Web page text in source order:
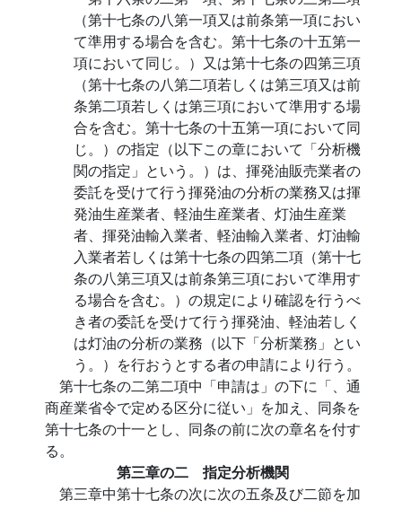
（第十七条の八第一項又は前条第一項におい
て準用する場合を含む。第十七条の十五第一
項において同じ。）又は第十七条の四第三項
（第十七条の八第二項若しくは第三項又は前
条第二項若しくは第三項において準用する場
合を含む。第十七条の十五第一項において同
じ。）の指定（以下この章において「分析機
関の指定」という。）は、揮発油販売業者の
委託を受けて行う揮発油の分析の業務又は揮
発油生産業者、軽油生産業者、灯油生産業
者、揮発油輸入業者、軽油輸入業者、灯油輸
入業者若しくは第十七条の四第二項（第十七
条の八第三項又は前条第三項において準用す
る場合を含む。）の規定により確認を行うべ
き者の委託を受けて行う揮発油、軽油若しく
は灯油の分析の業務（以下「分析業務」とい
う。）を行おうとする者の申請により行う。
第十七条の二第二項中「申請は」の下に「、通
商産業省令で定める区分に従い」を加え、同条を
第十七条の十一とし、同条の前に次の章名を付す
る。
第三章の二 指定分析機関
第三章中第十七条の次に次の五条及び二節を加